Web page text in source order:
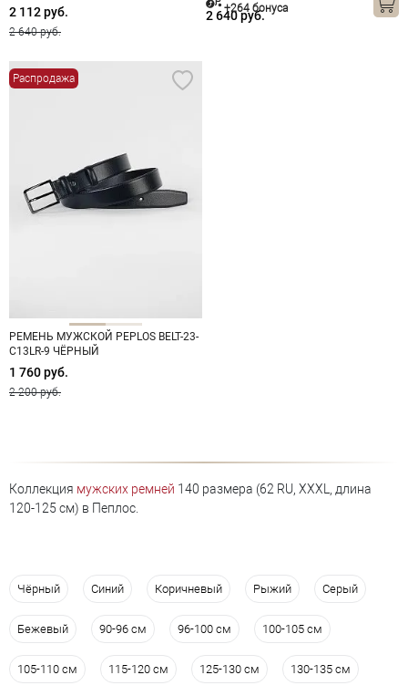
2 112 руб.
2 640 руб.
2 640 руб.
+264 бонуса
Распродажа
РЕМЕНЬ МУЖСКОЙ PEPLOS BELT-23-
C13LR-9 ЧЁРНЫЙ
1 760 руб.
2 200 руб.
Коллекция мужских ремней 140 размера (62 RU, XXXL, длина
120-125 см) в Пеплос.
Чёрный Синий Коричневый Рыжий Серый
Бежевый 90-96 см 96-100 см 100-105 см
105-110 см 115-120 см 125-130 см 130-135 см